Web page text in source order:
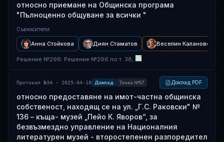
относно приемане на Общинска програма
"Пълноценно общуване за всички "
Съвносители:
Анна Стойкова Диян Стаматов Веселин Калановски
Решение №296: Решение №296 по т. 38,
Протокол №34 · 2025-04-10 Доклад Точка №57 Доклад PDF
относно предоставяне на имот-частна общинска
собственост, находящ се на ул. „Г.С. Раковски" №
136 – къща- музей „Пейо К. Яворов“, за
безвъзмездно управление на Националния
литературен музей - второстепенен разпоредител